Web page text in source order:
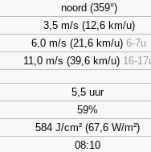
noord (359°)
3,5 m/s (12,6 km/u)
6,0 m/s (21,6 km/u) 6-7u
11,0 m/s (39,6 km/u) 16-
5,5 uur
59%
584 J/cm² (67,6 W/m²)
08:10